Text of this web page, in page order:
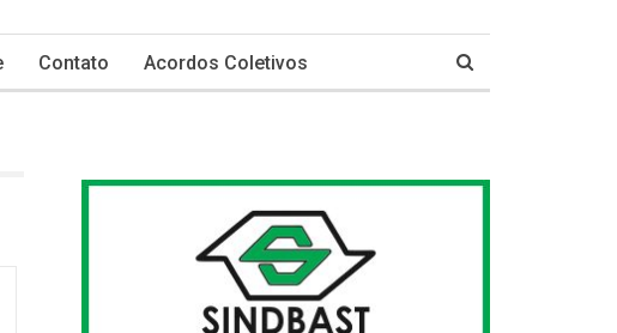
Contato Acordos Coletivos